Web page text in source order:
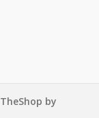
TheShop by